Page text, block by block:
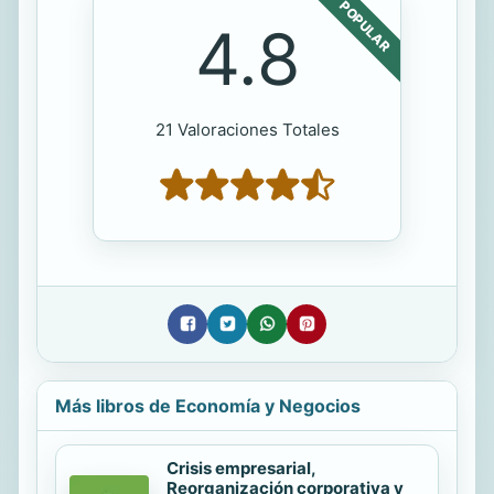
POPULAR
4.8
21 Valoraciones Totales
Más libros de Economía y Negocios
Crisis empresarial,
Reorganización corporativa y